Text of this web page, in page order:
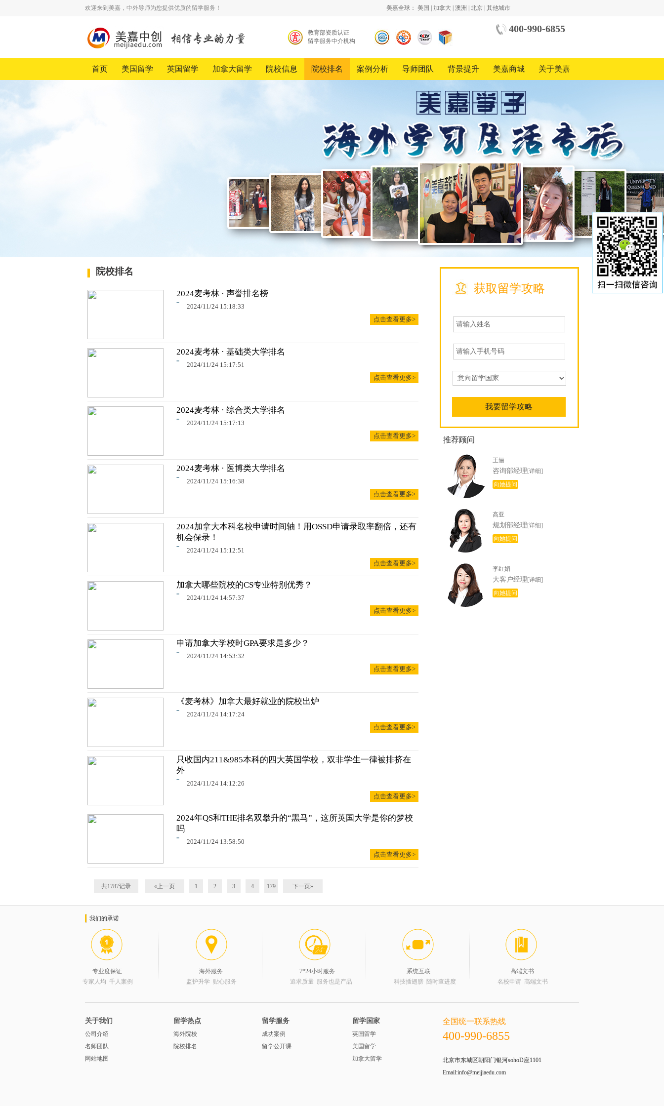
欢迎来到美嘉，中外导师为您提供优质的留学服务！ 美嘉全球： 美国 加拿大 澳洲 北京 其他城市
400-990-6855
教育部资质认证
留学服务中介机构
留学
服务
行业
品牌
创新
发展
越》
栏目
合作
国际
教育
基金
中国
地区
合作
方
首页 美国留学 英国留学 加拿大留学 院校信息 院校排名 案例分析 导师团队 背景提升 美嘉商城 关于美嘉
院校排名
2024麦考林 · 声誉排名榜
2024/11/24 15:18:33
点击查看更多>
2024麦考林 · 基础类大学排名
2024/11/24 15:17:51
点击查看更多>
2024麦考林 · 综合类大学排名
2024/11/24 15:17:13
点击查看更多>
2024麦考林 · 医博类大学排名
2024/11/24 15:16:38
点击查看更多>
2024加拿大本科名校申请时间轴！用OSSD申请录取率翻倍，还有
机会保录！
2024/11/24 15:12:51
点击查看更多>
加拿大哪些院校的CS专业特别优秀？
2024/11/24 14:57:37
点击查看更多>
申请加拿大学校时GPA要求是多少？
2024/11/24 14:53:32
点击查看更多>
《麦考林》加拿大最好就业的院校出炉
2024/11/24 14:17:24
点击查看更多>
只收国内211&985本科的四大英国学校，双非学生一律被排挤在
外
2024/11/24 14:12:26
点击查看更多>
2024年QS和THE排名双攀升的“黑马”，这所英国大学是你的梦校
吗
2024/11/24 13:58:50
点击查看更多>
共1787记录 «上一页 1 2 3 4 179 下一页»
获取留学攻略
推荐顾问
王俪
咨询部经理 [详细]
向她提问
高亚
规划部经理 [详细]
向她提问
李红娟
大客户经理 [详细]
向她提问
我们的承诺
专业度保证
专家人均 千人案例
海外服务
监护升学 贴心服务
7*24小时服务
追求质量 服务也是产品
系统互联
科技插翅膀 随时查进度
高端文书
名校申请 高端文书
关于我们
公司介绍
名师团队
网站地图
留学热点
海外院校
院校排名
留学服务
成功案例
留学公开课
留学国家
英国留学
美国留学
加拿大留学
全国统一联系热线
400-990-6855
北京市东城区朝阳门银河sohoD座1101
Email:info@meijiaedu.com